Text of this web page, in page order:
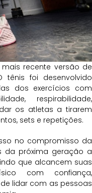
recente versão de
tênis foi desenvolvido
dos exercícios com
respirabilidade,
os atletas a tirarem
sets e repetições.
no compromisso da
da próxima geração a
que alcancem suas
com confiança,
lidar com as pessoas